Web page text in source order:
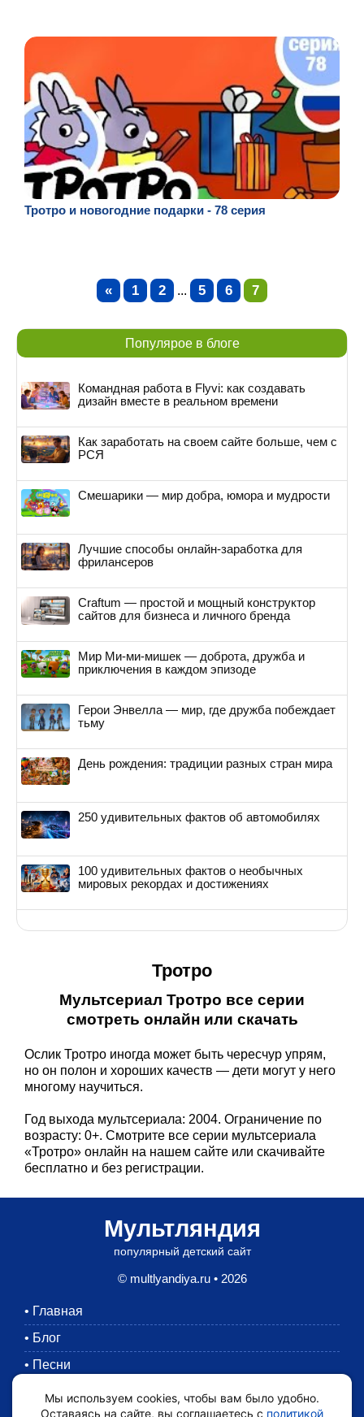
Тротро и новогодние подарки - 78 серия
« 1 2 ... 5 6 7
Популярое в блоге
Командная работа в Flyvi: как создавать
дизайн вместе в реальном времени
Как заработать на своем сайте больше, чем с
РСЯ
Смешарики — мир добра, юмора и мудрости
Лучшие способы онлайн-заработка для
фрилансеров
Craftum — простой и мощный конструктор
сайтов для бизнеса и личного бренда
Мир Ми-ми-мишек — доброта, дружба и
приключения в каждом эпизоде
Герои Энвелла — мир, где дружба побеждает
тьму
День рождения: традиции разных стран мира
250 удивительных фактов об автомобилях
100 удивительных фактов о необычных
мировых рекордах и достижениях
Тротро
Мультсериал Тротро все серии
смотреть онлайн или скачать
Ослик Тротро иногда может быть чересчур упрям,
но он полон и хороших качеств — дети могут у него
многому научиться.
Год выхода мультсериала: 2004. Ограничение по
возрасту: 0+. Смотрите все серии мультсериала
«Тротро» онлайн на нашем сайте или скачивайте
бесплатно и без регистрации.
Мультляндия
популярный детский сайт
© multlyandiya.ru • 2026
• Главная
• Блог
• Песни
Раскраски
Мы используем cookies, чтобы вам было удобно.
Оставаясь на сайте, вы соглашаетесь с политикой